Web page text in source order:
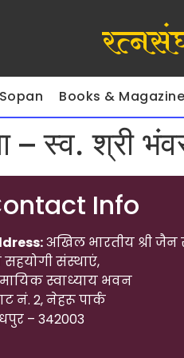
Books &
– स्व. श्री
Info
अखिल भारतीय श्री जैन
संस्थाएं,
स्वाध्याय भवन
नं. 2, नेहरू पार्क
– 342003